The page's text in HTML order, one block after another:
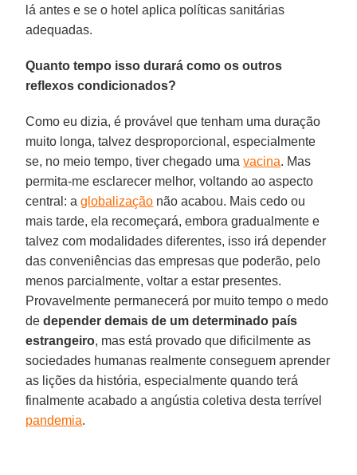
lá antes e se o hotel aplica políticas sanitárias
adequadas.
Quanto tempo isso durará como os outros
reflexos condicionados?
Como eu dizia, é provável que tenham uma duração
muito longa, talvez desproporcional, especialmente
se, no meio tempo, tiver chegado umavacina. Mas
permita-me esclarecer melhor, voltando ao aspecto
central: aglobalização não acabou. Mais cedo ou
mais tarde, ela recomeçará, embora gradualmente e
talvez com modalidades diferentes, isso irá depender
das conveniências das empresas que poderão, pelo
menos parcialmente, voltar a estar presentes.
Provavelmente permanecerá por muito tempo o medo
dedepender demais de um determinado país
estrangeiro, mas está provado que dificilmente as
sociedades humanas realmente conseguem aprender
as lições da história, especialmente quando terá
finalmente acabado a angústia coletiva desta terrível
pandemia.